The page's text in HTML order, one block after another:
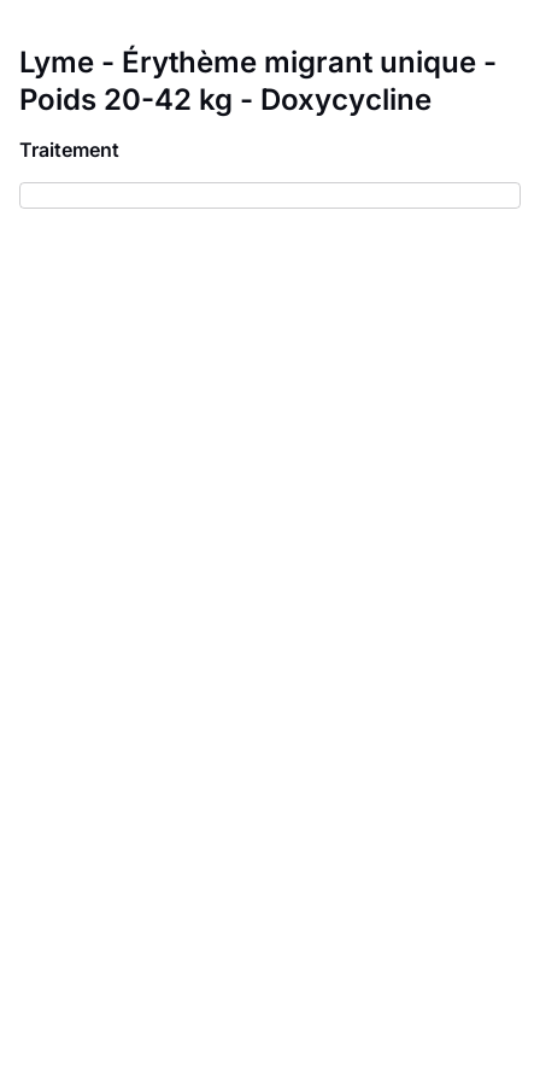
Lyme - Érythème migrant unique -
Poids 20-42 kg - Doxycycline
Traitement